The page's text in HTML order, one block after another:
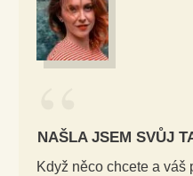
“
NAŠLA JSEM SVŮJ
Když něco chcete a váš